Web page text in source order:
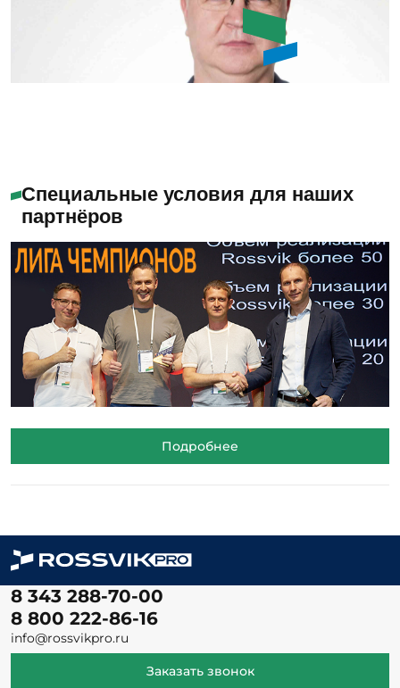
Специальные условия для наших
партнёров
Подробнее
8 343 288-70-00
8 800 222-86-16
info@rossvikpro.ru
Заказать звонок